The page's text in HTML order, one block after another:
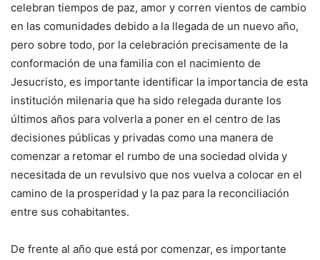
celebran tiempos de paz, amor y corren vientos de cambio
en las comunidades debido a la llegada de un nuevo año,
pero sobre todo, por la celebración precisamente de la
conformación de una familia con el nacimiento de
Jesucristo, es importante identificar la importancia de esta
institución milenaria que ha sido relegada durante los
últimos años para volverla a poner en el centro de las
decisiones públicas y privadas como una manera de
comenzar a retomar el rumbo de una sociedad olvida y
necesitada de un revulsivo que nos vuelva a colocar en el
camino de la prosperidad y la paz para la reconciliación
entre sus cohabitantes.
De frente al año que está por comenzar, es importante